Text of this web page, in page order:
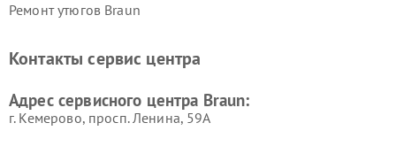
Ремонт утюгов Braun
Контакты сервис центра
Адрес сервисного центра Braun:
г. Кемерово, просп. Ленина, 59А